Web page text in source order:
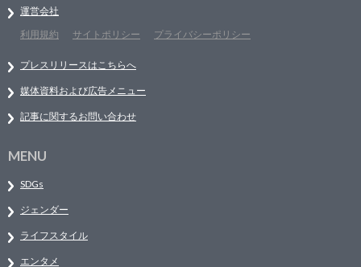
運営会社
利用規約
サイトポリシー プライバシーポリシー
プレスリリースはこちらへ
媒体資料および広告メニュー
記事に関するお問い合わせ
MENU
SDGs
ジェンダー
ライフスタイル
エンタメ